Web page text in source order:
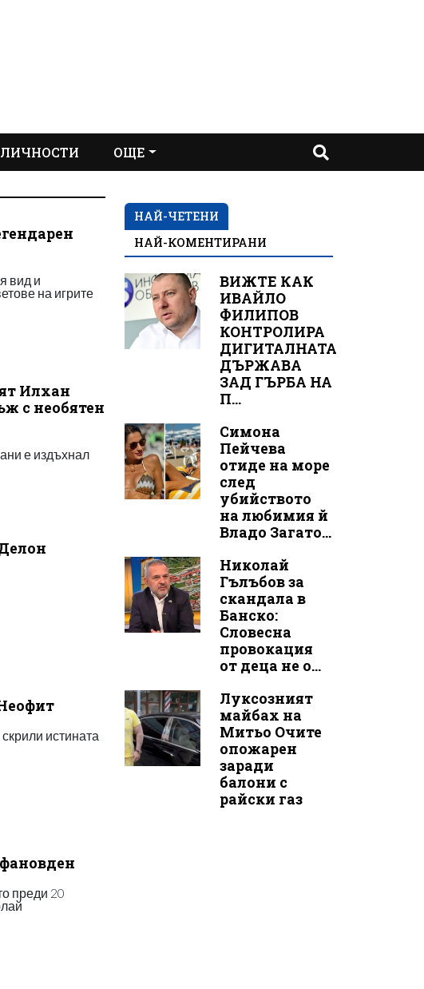
ЛИЧНОСТИ ОЩЕ
вид и
на игрите
Илхан
с необятен
е издъхнал
истината
преди 20
НАЙ-ЧЕТЕНИ
НАЙ-КОМЕНТИРАНИ
ВИЖТЕ КАК
ИВАЙЛО
ФИЛИПОВ
КОНТРОЛИРА
ДИГИТАЛНАТА
ДЪРЖАВА
ЗАД ГЪРБА НА
П...
Симона
Пейчева
отиде на море
след
убийството
на любимия й
Владо Загато...
Николай
Гълъбов за
скандала в
Банско:
Словесна
провокация
от деца не о...
Луксозният
майбах на
Митьо Очите
опожарен
заради
балони с
райски газ